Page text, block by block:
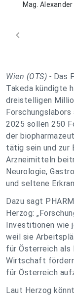
Mag.
chevron_left
Wien (OTS) - Das
Takeda kündigte
dreistelligen
2025 sollen 250
der
tätig sein und zur
Arzneimitteln
Neurologie,
und seltene
Dazu sagt
Herzog:
Investitionen wie
weil sie
für Österreich als
Wirtschaft
für Österreich
Laut Herzog